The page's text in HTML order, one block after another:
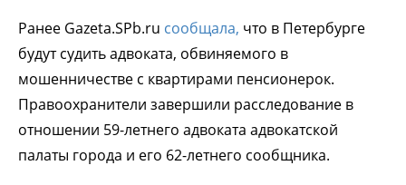
Ранее Gazeta.SPb.ru сообщала, что в Петербурге
будут судить адвоката, обвиняемого в
мошенничестве с квартирами пенсионерок.
Правоохранители завершили расследование в
отношении 59-летнего адвоката адвокатской
палаты города и его 62-летнего сообщника.